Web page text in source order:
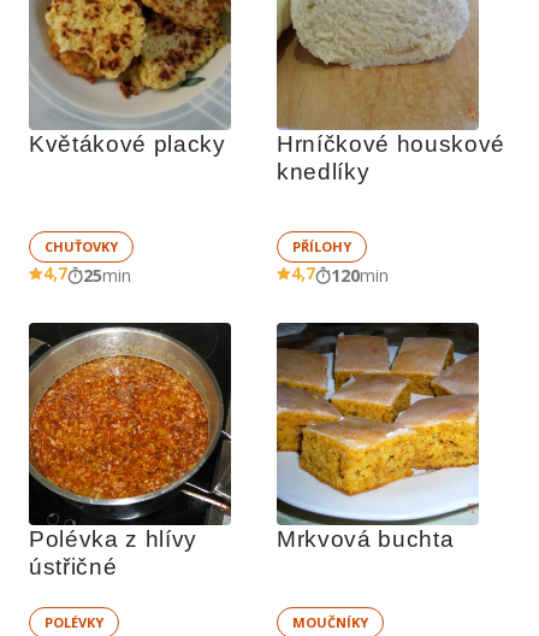
Květákové placky
CHUŤOVKY
4,7 25min
Hrníčkové houskové
knedlíky
PŘÍLOHY
4,7 120min
Polévka z hlívy
ústřičné
POLÉVKY
Mrkvová buchta
MOUČNÍKY